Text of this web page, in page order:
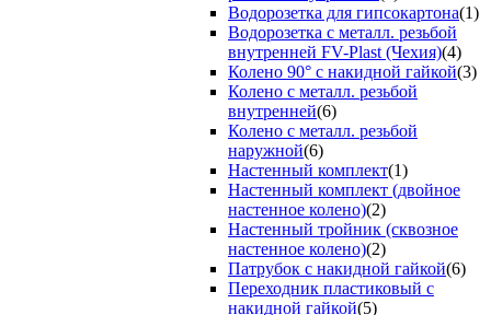
Водорозетка для гипсокартона(1)
Водорозетка с металл. резьбой
внутренней FV-Plast (Чехия)(4)
Колено 90° с накидной гайкой(3)
Колено с металл. резьбой
внутренней(6)
Колено с металл. резьбой
наружной(6)
Настенный комплект(1)
Настенный комплект (двойное
настенное колено)(2)
Настенный тройник (сквозное
настенное колено)(2)
Патрубок с накидной гайкой(6)
Переходник пластиковый с
накидной гайкой(5)